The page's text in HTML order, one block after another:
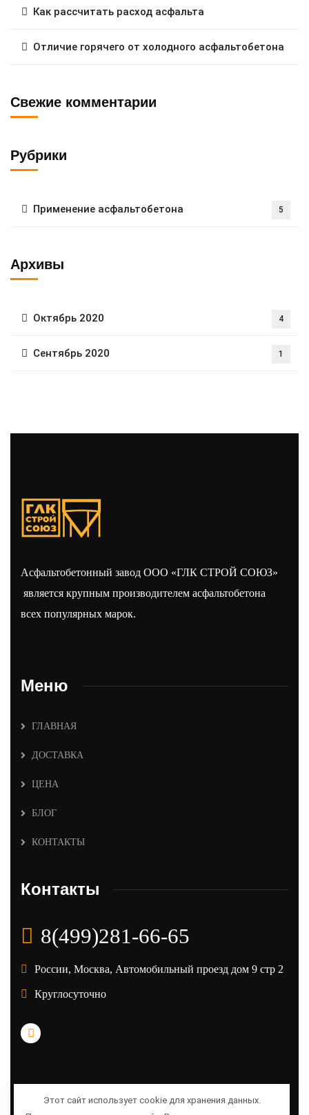
Как рассчитать расход асфальта
Отличие горячего от холодного асфальтобетона
Свежие комментарии
Рубрики
Применение асфальтобетона 5
Архивы
Октябрь 2020 4
Сентябрь 2020 1
Асфальтобетонный завод ООО «ГЛК СТРОЙ СОЮЗ»
является крупным производителем асфальтобетона
всех популярных марок.
Меню
ГЛАВНАЯ
ДОСТАВКА
ЦЕНА
БЛОГ
КОНТАКТЫ
Контакты
8(499)281-66-65
России, Москва, Автомобильный проезд дом 9 стр 2
Круглосуточно
Этот сайт использует cookie для хранения данных.